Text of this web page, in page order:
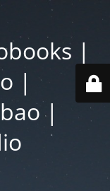
|
|
|